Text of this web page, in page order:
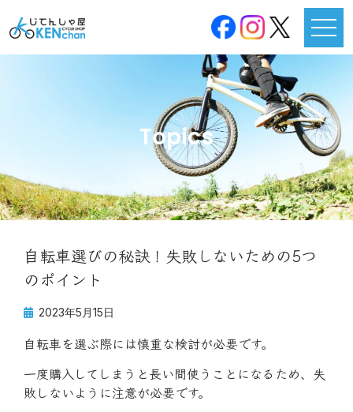
Topics
自転車選びの秘訣！失敗しないための5つ
のポイント
2023年5月15日
自転車を選ぶ際には慎重な検討が必要です。
一度購入してしまうと長い間使うことになるため、失
敗しないように注意が必要です。